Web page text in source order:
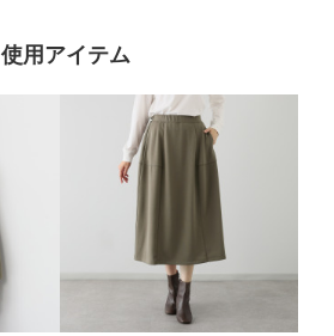
使用アイテム